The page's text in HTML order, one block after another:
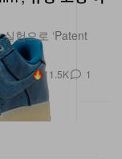
험으로 ‘Patent